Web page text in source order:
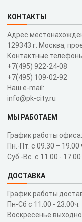
КОНТАКТЫ
Адрес
129343 г. Москва,
Контактные
+7(495) 922-24-08
+7(495) 109-02-92
Наш e-mail:
info@pk-city.ru
МЫ РАБОТАЕМ
График работы офиса:
Пн.-Пт. с 09.30 – 19.00
Суб.-Вс. с 11.00 - 17.00
ДОСТАВКА
График работы
Пн-Сб с 11.00 - 23.00ч.
Воскресенье